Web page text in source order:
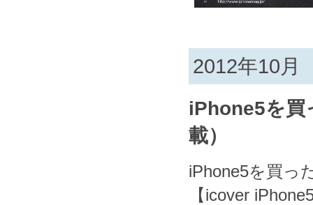
2012年10月
iPhone5を買
載）
iPhone5を買っ
【icover